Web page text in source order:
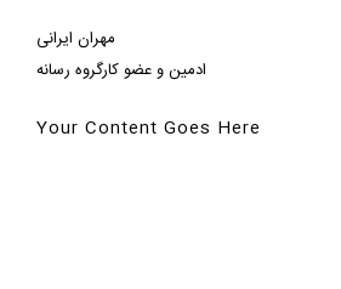
مهران ایرانی
ادمین و عضو کارگروه رسانه
Your Content Goes Here